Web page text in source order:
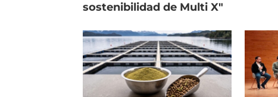
sostenibilidad de Multi X"